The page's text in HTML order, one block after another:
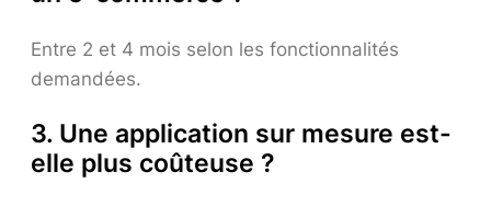
Entre 2 et 4 mois selon les fonctionnalités
demandées.
3. Une application sur mesure est-
elle plus coûteuse ?